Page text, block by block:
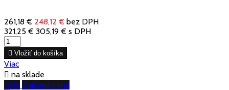
261,18 € 248,12 € bez DPH
321,25 € 305,19 € s DPH
 Vložiť do košíka
Viac
 na sklade
-5% Znížená cena